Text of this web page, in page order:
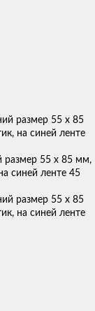
размер 55 х 85 мм,
синей ленте 45